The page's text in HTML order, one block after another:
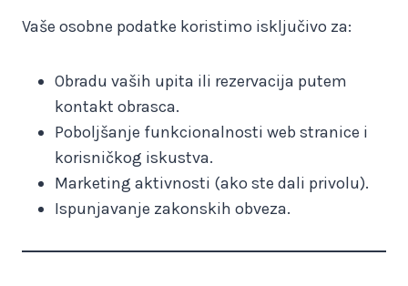
Vaše osobne podatke koristimo isključivo za:
Obradu vaših upita ili rezervacija putem
kontakt obrasca.
Poboljšanje funkcionalnosti web stranice i
korisničkog iskustva.
Marketing aktivnosti (ako ste dali privolu).
Ispunjavanje zakonskih obveza.